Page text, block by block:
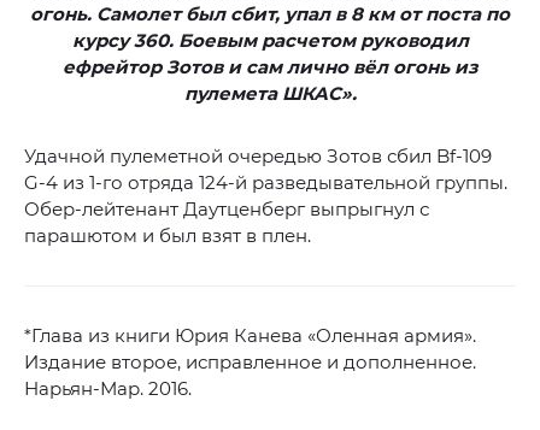
огонь. Самолет был сбит, упал в 8 км от поста по
курсу 360. Боевым расчетом руководил
ефрейтор Зотов и сам лично вёл огонь из
пулемета ШКАС».
Удачной пулеметной очередью Зотов сбил Bf-109
G-4 из 1-го отряда 124-й разведывательной группы.
Обер-лейтенант Даутценберг выпрыгнул с
парашютом и был взят в плен.
*Глава из книги Юрия Канева «Оленная армия».
Издание второе, исправленное и дополненное.
Нарьян-Мар. 2016.